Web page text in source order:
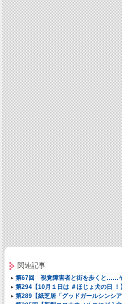
関連記事
第67回 視覚障害者と街を歩くと……
第294【10月１日は ＃ほじょ犬の日 ！】
第289【紙芝居「グッドガールシンシ